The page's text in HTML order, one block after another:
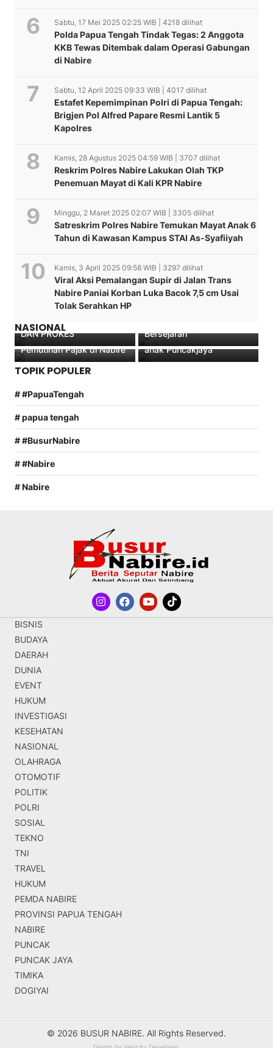
Sabtu, 17 Mei 2025 02:25 WIB | 4218 dilihat
Polda Papua Tengah Tindak Tegas: 2 Anggota
KKB Tewas Ditembak dalam Operasi Gabungan
di Nabire
Sabtu, 12 April 2025 09:33 WIB | 4017 dilihat
Estafet Kepemimpinan Polri di Papua Tengah:
Brigjen Pol Alfred Papare Resmi Lantik 5
Kapolres
Kamis, 28 Agustus 2025 04:59 WIB | 3707 dilihat
Reskrim Polres Nabire Lakukan Olah TKP
Penemuan Mayat di Kali KPR Nabire
Minggu, 2 Maret 2025 02:07 WIB | 3305 dilihat
Satreskrim Polres Nabire Temukan Mayat Anak 6
Tahun di Kawasan Kampus STAI As-Syafiiyah
Kamis, 3 April 2025 09:58 WIB | 3297 dilihat
Viral Aksi Pemalangan Supir di Jalan Trans
Nabire Paniai Korban Luka Bacok 7,5 cm Usai
Tolak Serahkan HP
NASIONAL
SAT LANTAS POLRES
MAMBERAMO TENGAH
TERUS HIMBAU
MASYARAKAT PATUHI
DAN PROKES
Kajati Papua Tiba di
Nabire, Perkuat
Bersejarah
Polantas Menyapa: Strong
Point Pagi dan Edukasi
Pemutihan Pajak di Nabire
Satgas Yonif 753/AVT
Memberikan Kontribusi
perlengkapan Sekolah
anak Puncakjaya
TOPIK POPULER
# #PapuaTengah
# papua tengah
# #BusurNabire
# #Nabire
# Nabire
BISNIS
BUDAYA
DAERAH
DUNIA
EVENT
HUKUM
INVESTIGASI
KESEHATAN
NASIONAL
OLAHRAGA
OTOMOTIF
POLITIK
POLRI
SOSIAL
TEKNO
TNI
TRAVEL
HUKUM
PEMDA NABIRE
PROVINSI PAPUA TENGAH
NABIRE
PUNCAK
PUNCAK JAYA
TIMIKA
DOGIYAI
© 2026 BUSUR NABIRE. All Rights Reserved.